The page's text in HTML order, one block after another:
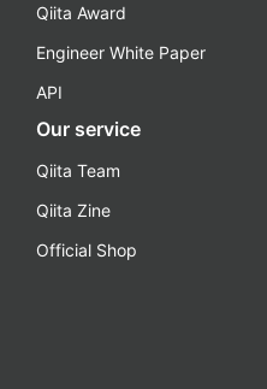
Qiita Award
Engineer White Paper
API
Our service
Qiita Team
Qiita Zine
Official Shop